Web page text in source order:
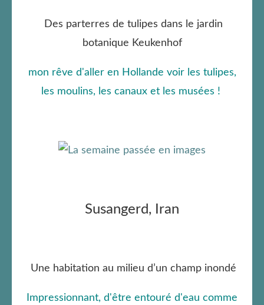
Des parterres de tulipes dans le jardin
botanique Keukenhof
mon rêve d'aller en Hollande voir les tulipes,
les moulins, les canaux et les musées !
Susangerd, Iran
Une habitation au milieu d’un champ inondé
Impressionnant, d'être entouré d'eau comme